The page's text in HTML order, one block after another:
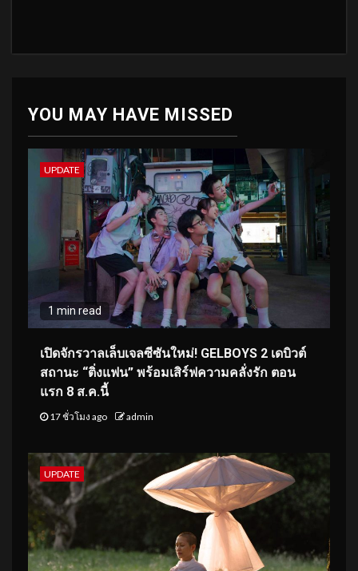
YOU MAY HAVE MISSED
UPDATE
1 min read
เปิดจักรวาลเล็บเจลซีซันใหม่! GELBOYS 2 เดบิวต์
สถานะ “ติ่งแฟน” พร้อมเสิร์ฟความคลั่งรัก ตอน
แรก 8 ส.ค.นี้
17 ชั่วโมง ago admin
UPDATE